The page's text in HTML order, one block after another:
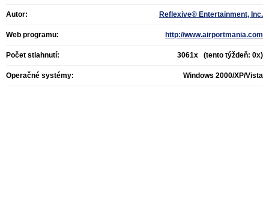
Autor: Reflexive® Entertainment, Inc.
Web programu: http://www.airportmania.com
Počet stiahnutí: 3061x (tento týždeň: 0x)
Operačné systémy: Windows 2000/XP/Vista